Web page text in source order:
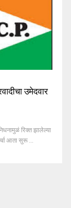
उमेदवार
रिक्त झालेल्या
आता सुरू ...